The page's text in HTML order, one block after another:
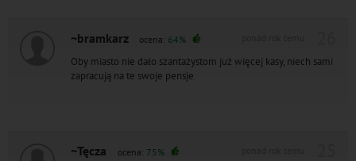
~bramkarz ocena: 64%
Oby miasto nie dało szantażystom już więcej kasy, niech sami
zapracują na te swoje pensje.
~Tęcza ocena: 75%